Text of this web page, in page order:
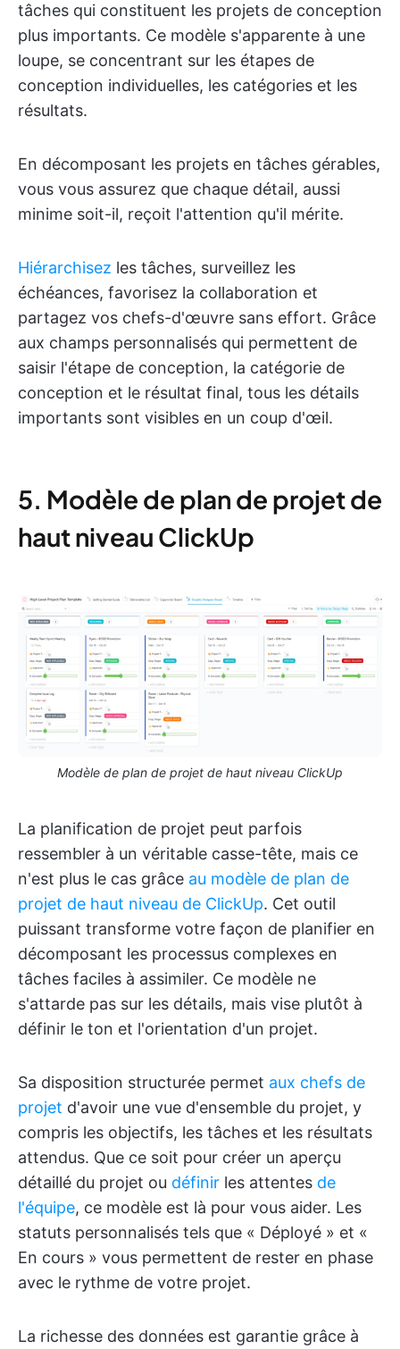
tâches qui constituent les projets de conception
plus importants. Ce modèle s'apparente à une
loupe, se concentrant sur les étapes de
conception individuelles, les catégories et les
résultats.
En décomposant les projets en tâches gérables,
vous vous assurez que chaque détail, aussi
minime soit-il, reçoit l'attention qu'il mérite.
Hiérarchisez les tâches, surveillez les
échéances, favorisez la collaboration et
partagez vos chefs-d'œuvre sans effort. Grâce
aux champs personnalisés qui permettent de
saisir l'étape de conception, la catégorie de
conception et le résultat final, tous les détails
importants sont visibles en un coup d'œil.
5. Modèle de plan de projet de
haut niveau ClickUp
Modèle de plan de projet de haut niveau ClickUp
La planification de projet peut parfois
ressembler à un véritable casse-tête, mais ce
n'est plus le cas grâce au modèle de plan de
projet de haut niveau de ClickUp. Cet outil
puissant transforme votre façon de planifier en
décomposant les processus complexes en
tâches faciles à assimiler. Ce modèle ne
s'attarde pas sur les détails, mais vise plutôt à
définir le ton et l'orientation d'un projet.
Sa disposition structurée permet aux chefs de
projet d'avoir une vue d'ensemble du projet, y
compris les objectifs, les tâches et les résultats
attendus. Que ce soit pour créer un aperçu
détaillé du projet ou définir les attentes de
l'équipe, ce modèle est là pour vous aider. Les
statuts personnalisés tels que « Déployé » et «
En cours » vous permettent de rester en phase
avec le rythme de votre projet.
La richesse des données est garantie grâce à